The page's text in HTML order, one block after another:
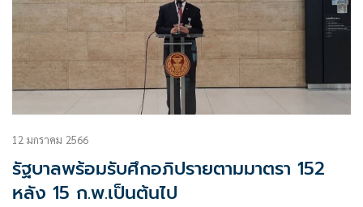
12 มกราคม 2566
รัฐบาลพร้อมรับศึกอภิปรายตามมาตรา 152
หลัง 15 ก.พ.เป็นต้นไป